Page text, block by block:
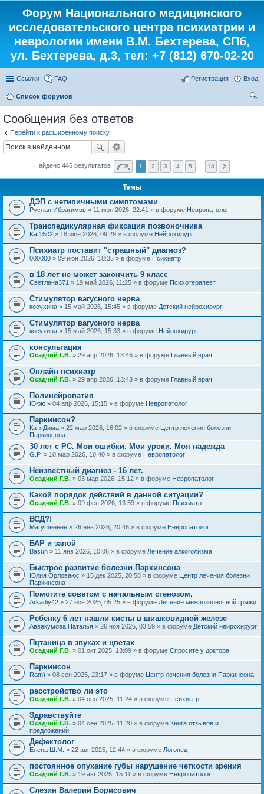
Форум Национального медицинского
исследовательского центра психиатрии и
неврологии имени В.М. Бехтерева, СПб,
ул. Бехтерева, д.3, тел: +7 (812) 670-02-20
Ссылки FAQ Вход
Регистрация
Список форумов
Сообщения без ответов
Перейти к расширенному поиску
Найдено 446 результатов 1 2 3 4 5 18
Темы
ДЭП с нетипичными симптомами
Руслан Ибрагимов » 11 июл 2026, 22:41 » в форуме Невропатолог
Транспедикулярная фиксация позвоночника
Kat1502 » 18 июн 2026, 09:29 » в форуме Нейрохирург
Психиатр поставит "страшный" диагноз?
000000 » 09 июн 2026, 18:35 » в форуме Психиатр
в 18 лет не может закончить 9 класс
Светлана371 » 19 май 2026, 11:25 » в форуме Психотерапевт
Стимулятор вагусного нерва
косухина » 15 май 2026, 15:45 » в форуме Детский нейрохирург
Стимулятор вагусного нерва
косухина » 15 май 2026, 15:33 » в форуме Нейрохирург
консультация
Осадчий Г.В. » 29 апр 2026, 13:46 » в форуме Главный врач
Онлайн психиатр
Осадчий Г.В. » 29 апр 2026, 13:43 » в форуме Главный врач
Полинейропатия
Ююю » 04 апр 2026, 15:15 » в форуме Невропатолог
Паркинсон?
КатяДима » 22 мар 2026, 16:02 » в форуме Центр лечения болезни
Паркинсона
30 лет с РС. Мои ошибки. Мои уроки. Моя надежда
G.P. » 10 мар 2026, 10:40 » в форуме Невропатолог
Неизвестный диагноз - 16 лет.
Осадчий Г.В. » 03 мар 2026, 15:12 » в форуме Невропатолог
Какой порядок действий в данной ситуации?
Осадчий Г.В. » 09 фев 2026, 13:59 » в форуме Психиатр
ВСД?!
Marymeeeee » 26 янв 2026, 20:46 » в форуме Невропатолог
БАР и запой
Basun » 11 янв 2026, 10:06 » в форуме Лечение алкоголизма
Быстрое развитие болезни Паркинсона
Юлия Орловаюс » 15 дек 2025, 20:58 » в форуме Центр лечения болезни
Паркинсона
Помогите советом с начальным стенозом.
Arkadiy42 » 27 ноя 2025, 05:25 » в форуме Лечение межпозвоночной грыжи
Ребенку 6 лет нашли кисты в шишковидной железе
Аввакумова Наталья » 26 ноя 2025, 03:59 » в форуме Детский нейрохирург
Пцтаница в звуках и цветах
Осадчий Г.В. » 01 окт 2025, 13:09 » в форуме Спросите у доктора
Паркинсон
Ram) » 08 сен 2025, 23:17 » в форуме Центр лечения болезни Паркинсона
расстройство ли это
Осадчий Г.В. » 04 сен 2025, 11:24 » в форуме Психиатр
Здравствуйте
Осадчий Г.В. » 04 сен 2025, 11:20 » в форуме Книга отзывов и
предложений
Дефектолог
Елена Ш.М. » 22 авг 2025, 12:44 » в форуме Логопед
постоянное опухание губы нарушение четкости зрения
Осадчий Г.В. » 19 авг 2025, 15:11 » в форуме Невропатолог
Слезин Валерий Борисович